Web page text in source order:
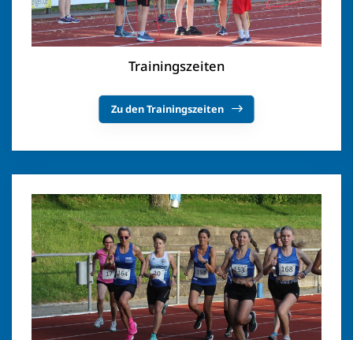
Trainingszeiten
Zu den Trainingszeiten